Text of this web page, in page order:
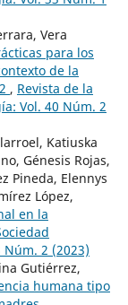
Vera
para los
de la
, Revista de la
Vol. 40 Núm. 2
Katiuska
Génesis Rojas,
Pineda, Elennys
López,
en la
2 (2023)
Gutiérrez,
humana tipo